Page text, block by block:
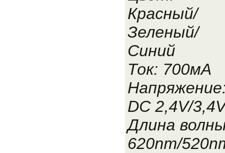
Красный/
Зеленый/
Синий
Ток: 700мА
DC 2,4V/
Длина
620nm/